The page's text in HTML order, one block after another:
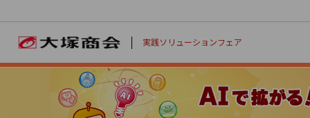
実践ソリューションフェア
Day 01
2/4 （水）
Day 02
2/5 （木）